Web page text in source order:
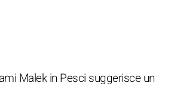
Malek in Pesci suggerisce un